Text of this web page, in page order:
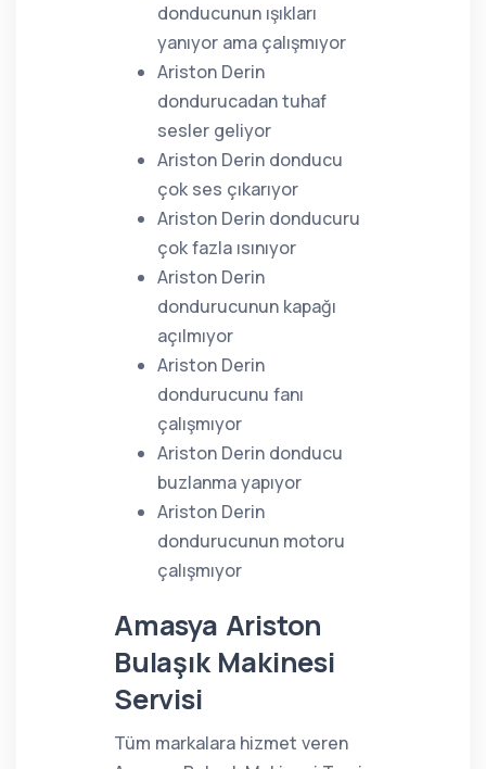
donducunun ışıkları
yanıyor ama çalışmıyor
Ariston Derin
dondurucadan tuhaf
sesler geliyor
Ariston Derin donducu
çok ses çıkarıyor
Ariston Derin donducuru
çok fazla ısınıyor
Ariston Derin
dondurucunun kapağı
açılmıyor
Ariston Derin
dondurucunu fanı
çalışmıyor
Ariston Derin donducu
buzlanma yapıyor
Ariston Derin
dondurucunun motoru
çalışmıyor
Amasya Ariston
Bulaşık Makinesi
Servisi
Tüm markalara hizmet veren